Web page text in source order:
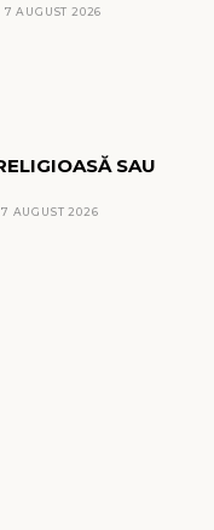
7 AUGUST 2026
SAU
7 AUGUST 2026